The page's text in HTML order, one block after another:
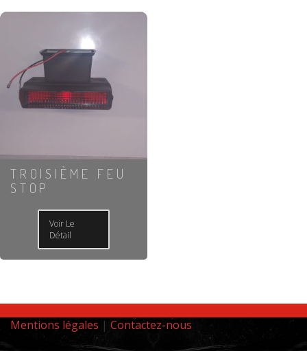
TROISIÈME FEU
STOP
Voir Le
Détail
Mentions légales | Contactez-nous